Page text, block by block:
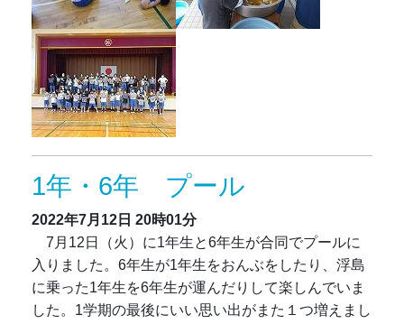
1年・6年 プール
2022年7月12日 20時01分
7月12日（火）に1年生と6年生が合同でプールに
入りました。6年生が1年生をおんぶをしたり、浮島
に乗った1年生を6年生が運んだりして楽しんでいま
した。1学期の最後にいい思い出がまた１つ増えまし